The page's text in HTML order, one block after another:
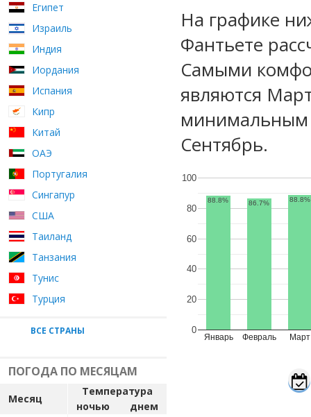
Египет
Израиль
Индия
Иордания
Испания
Кипр
Китай
ОАЭ
Португалия
Сингапур
США
Таиланд
Танзания
Тунис
Турция
ВСЕ СТРАНЫ
ПОГОДА ПО МЕСЯЦАМ
Месяц
Температура
ночью
днем
На графике
Фантьете
Самыми
являются
минимальным
Сентябрь.
Январь Февраль Март
0
20
40
60
80
100
88.8% 86.7% 88.8%